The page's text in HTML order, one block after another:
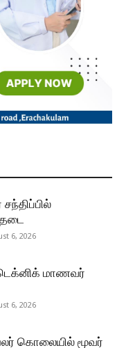
6, 2026
மாணவர்
6, 2026
கொலையில் மூவர்